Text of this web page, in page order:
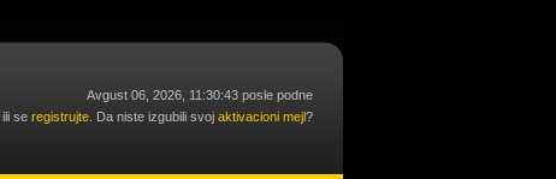
Avgust 06, 2026, 11:30:43 posle podne
ili se registrujte . Da niste izgubili svoj aktivacioni mejl?